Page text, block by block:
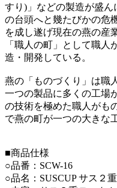
すり)」などの製造が盛
の台頭へと幾たびかの危
を成し遂げ現在の燕の産
「職人の町」として職
造・開発している。
燕の「ものづくり」は職
一つの製品に多くの工場
の技術を極めた職人がも
で燕の町が一つの大きな
■商品仕様
○品番：SCW-16
○品名：SUSCUP サス２